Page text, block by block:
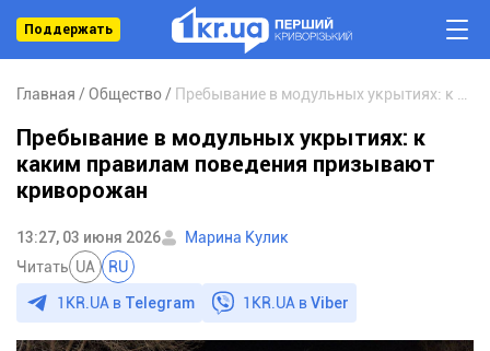
Поддержать
Главная Общество
Пребывание в модульных укрытиях: к
каким правилам поведения призывают
криворожан
13:27, 03 июня 2026
Марина Кулик
Читать UA RU
1KR.UA в Telegram 1KR.UA вViber